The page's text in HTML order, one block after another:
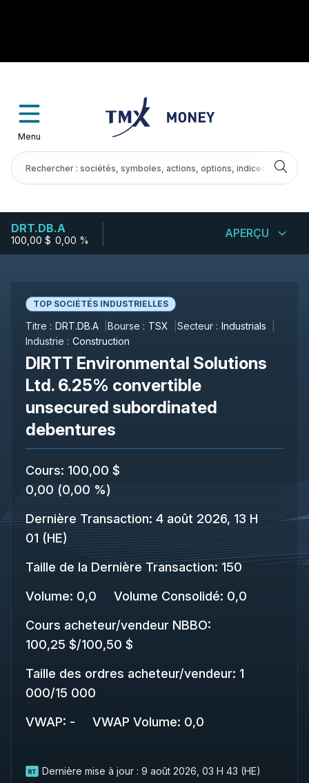
Menu
DRT.DB.A
100,00 $-0,00 % APERÇU
TOP SOCIÉTÉS INDUSTRIELLES
Titre : DRT.DB.A Bourse : TSX Secteur : Industrials
Industrie : Construction
DIRTT Environmental Solutions
Ltd. 6.25% convertible
unsecured subordinated
debentures
Cours: 100,00 $
0,00 (0,00 %)
Dernière Transaction:4 août 2026, 13 H
01 (HE)
Taille de la Dernière Transaction: 150
Volume: 0,0 Volume Consolidé: 0,0
Cours acheteur/vendeur NBBO:
100,25 $/100,50 $
Taille des ordres acheteur/vendeur: 1
000/15 000
VWAP: - VWAP Volume: 0,0
Dernière mise à jour : 9 août 2026, 03 H 43 (HE)